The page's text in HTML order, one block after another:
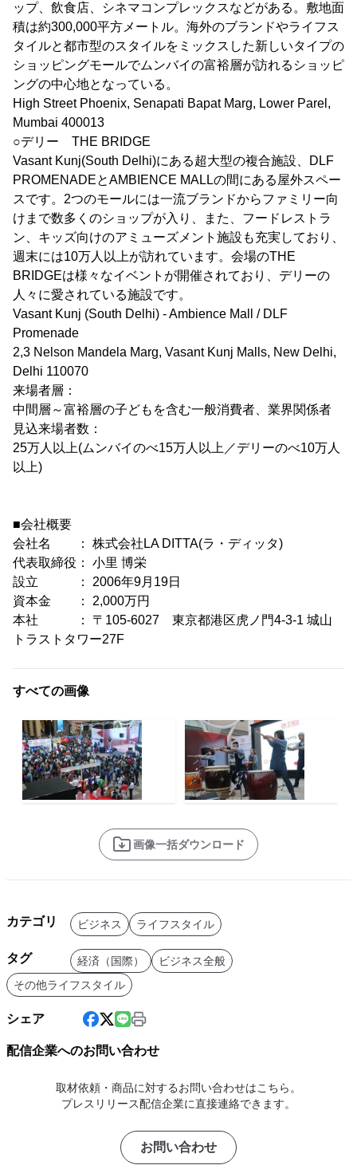
ップ、飲食店、シネマコンプレックスなどがある。敷地面
積は約300,000平方メートル。海外のブランドやライフス
タイルと都市型のスタイルをミックスした新しいタイプの
ショッピングモールでムンバイの富裕層が訪れるショッピ
ングの中心地となっている。
High Street Phoenix, Senapati Bapat Marg, Lower Parel,
Mumbai 400013
○デリー THE BRIDGE
Vasant Kunj(South Delhi)にある超大型の複合施設、DLF
PROMENADEとAMBIENCE MALLの間にある屋外スペー
スです。2つのモールには一流ブランドからファミリー向
けまで数多くのショップが入り、また、フードレストラ
ン、キッズ向けのアミューズメント施設も充実しており、
週末には10万人以上が訪れています。会場のTHE
BRIDGEは様々なイベントが開催されており、デリーの
人々に愛されている施設です。
Vasant Kunj (South Delhi) - Ambience Mall / DLF
Promenade
2,3 Nelson Mandela Marg, Vasant Kunj Malls, New Delhi,
Delhi 110070
来場者層：
中間層～富裕層の子どもを含む一般消費者、業界関係者
見込来場者数：
25万人以上(ムンバイのべ15万人以上／デリーのべ10万人
以上)
■会社概要
会社名 ： 株式会社LA DITTA(ラ・ディッタ)
代表取締役： 小里 博栄
設立 ： 2006年9月19日
資本金 ： 2,000万円
本社 ： 〒105-6027 東京都港区虎ノ門4-3-1 城山
トラストタワー27F
すべての画像
画像一括ダウンロード
カテゴリ ビジネス ライフスタイル
タグ 経済（国際）
ビジネス全般
その他ライフスタイル
シェア
配信企業へのお問い合わせ
取材依頼・商品に対するお問い合わせはこちら。
プレスリリース配信企業に直接連絡できます。
お問い合わせ